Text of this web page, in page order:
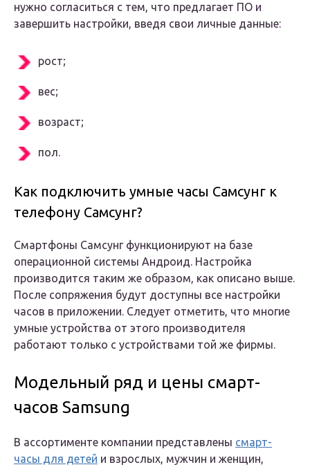
нужно согласиться с тем, что предлагает ПО и
завершить настройки, введя свои личные данные:
рост;
вес;
возраст;
пол.
Как подключить умные часы Самсунг к
телефону Самсунг?
Смартфоны Самсунг функционируют на базе
операционной системы Андроид. Настройка
производится таким же образом, как описано выше.
После сопряжения будут доступны все настройки
часов в приложении. Следует отметить, что многие
умные устройства от этого производителя
работают только с устройствами той же фирмы.
Модельный ряд и цены смарт-
часов Samsung
В ассортименте компании представлены смарт-
часы для детей и взрослых, мужчин и женщин,